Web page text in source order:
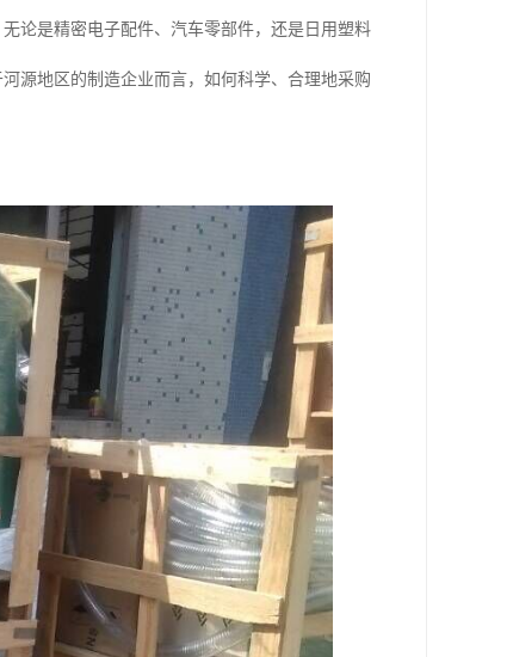
论是精密电子配件、汽车零部件，还是日用塑料
源地区的制造企业而言，如何科学、合理地采购